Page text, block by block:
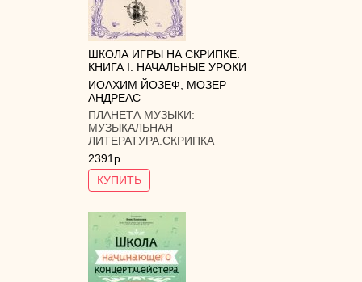
ШКОЛА ИГРЫ НА СКРИПКЕ.
КНИГА I. НАЧАЛЬНЫЕ УРОКИ
ИОАХИМ ЙОЗЕФ
МОЗЕР
АНДРЕАС
ПЛАНЕТА МУЗЫКИ:
МУЗЫКАЛЬНАЯ
ЛИТЕРАТУРА.СКРИПКА
2391р.
КУПИТЬ